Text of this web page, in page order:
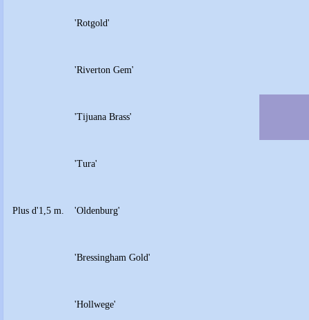
'Rotgold'
'Riverton Gem'
'Tijuana Brass'
'Tura'
Plus d'1,5 m. 'Oldenburg'
'Bressingham Gold'
'Hollwege'